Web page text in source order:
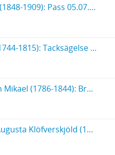
Funck, Thomas Alexander (1848-1909): Pass 05.07.1873. Brev, 1 st., 1880, till Th. A. Funck
Ehrenborg, Johan Daniel (1744-1815): Tacksägelse 1815. Bouppteckning. Arvskifte
Ehrenborg, Casper Vilhelm Mikael (1786-1844): Brev från Gustaf Ehrenborg (1795-1858), 1 st., 1845
Klöfverskjöldska papper: Augusta Klöfverskjöld (1799-1814), Räkenskaper för tiden 1810-1814,, uppsatta av O. J. Risellschöld. - Carl Klöfverskjöld (1797-1879), 2 handlingar rörande kapten Carl Klöfverskjölds affärer [varav den ena uppsatt av Fredrik Aleander Funck].